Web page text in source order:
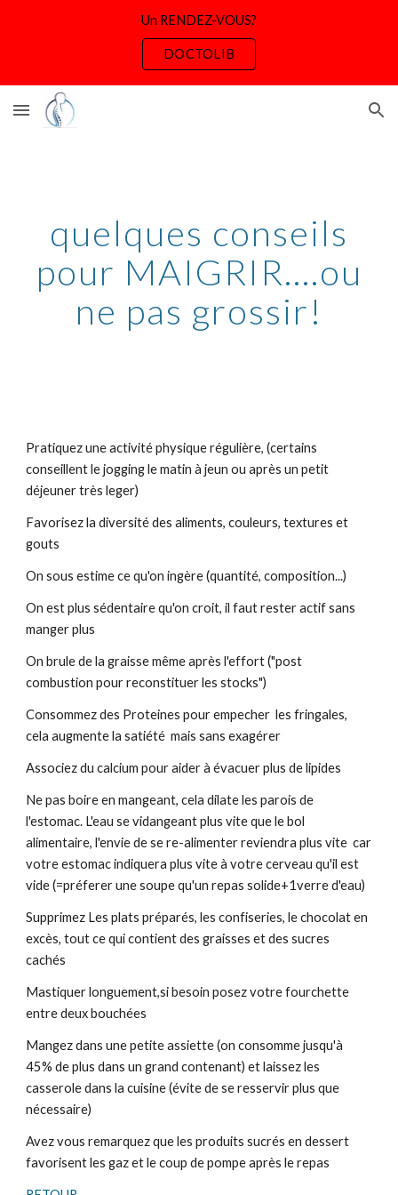
Un RENDEZ-VOUS?
DOCTOLIB
quelques conseils
pour MAIGRIR....ou
ne pas grossir!
Pratiquez une activité physique régulière, (certains
conseillent le jogging le matin à jeun ou après un petit
déjeuner très leger)
Favorisez la diversité des aliments, couleurs, textures et
gouts
On sous estime ce qu'on ingère (quantité, composition...)
On est plus sédentaire qu'on croit, il faut rester actif sans
manger plus
On brule de la graisse même après l'effort ("post
combustion pour reconstituer les stocks")
Consommez des Proteines pour empecher les fringales,
cela augmente la satiété mais sans exagérer
Associez du calcium pour aider à évacuer plus de lipides
Ne pas boire en mangeant, cela dilate les parois de
l'estomac. L'eau se vidangeant plus vite que le bol
alimentaire, l'envie de se re-alimenter reviendra plus vite car
votre estomac indiquera plus vite à votre cerveau qu'il est
vide (=préferer une soupe qu'un repas solide+1verre d'eau)
Supprimez Les plats préparés, les confiseries, le chocolat en
excès, tout ce qui contient des graisses et des sucres
cachés
Mastiquer longuement,si besoin posez votre fourchette
entre deux bouchées
Mangez dans une petite assiette (on consomme jusqu'à
45% de plus dans un grand contenant) et laissez les
casserole dans la cuisine (évite de se resservir plus que
nécessaire)
Avez vous remarquez que les produits sucrés en dessert
favorisent les gaz et le coup de pompe après le repas